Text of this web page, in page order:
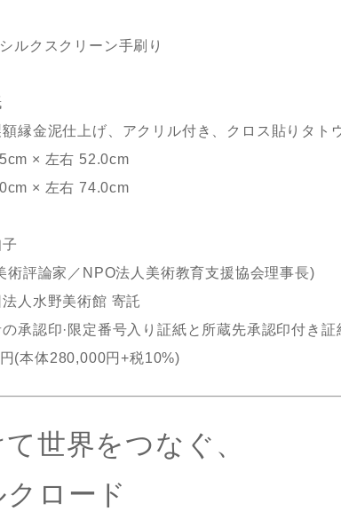
ルクスクリーン手刷り
縁金泥仕上げ、アクリル付き、クロス貼りタト
× 左右 52.0cm
× 左右 74.0cm
術評論家／NPO法人美術教育支援協会理事長)
人水野美術館 寄託
承認印·限定番号入り証紙と所蔵先承認印付き
(本体280,000円+税10%)
世界をつなぐ、
ロード